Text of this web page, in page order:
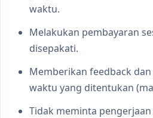
waktu.
Melakukan pembayaran
disepakati.
Memberikan feedback
waktu yang ditentukan
Tidak meminta